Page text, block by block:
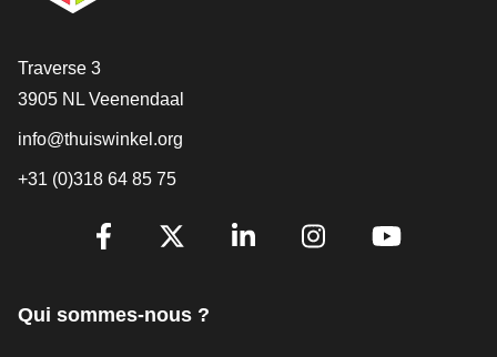
[_General:Contact]
Traverse 3
3905 NL Veenendaal
info@thuiswinkel.org
+31 (0)318 64 85 75
[_General:SocialMediaTitle]
Qui sommes-nous ?